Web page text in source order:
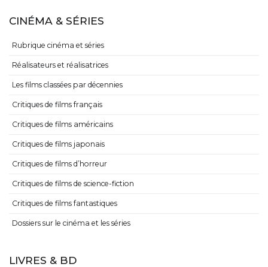
CINÉMA & SÉRIES
Rubrique cinéma et séries
Réalisateurs et réalisatrices
Les films classées par décennies
Critiques de films français
Critiques de films américains
Critiques de films japonais
Critiques de films d’horreur
Critiques de films de science-fiction
Critiques de films fantastiques
Dossiers sur le cinéma et les séries
LIVRES & BD